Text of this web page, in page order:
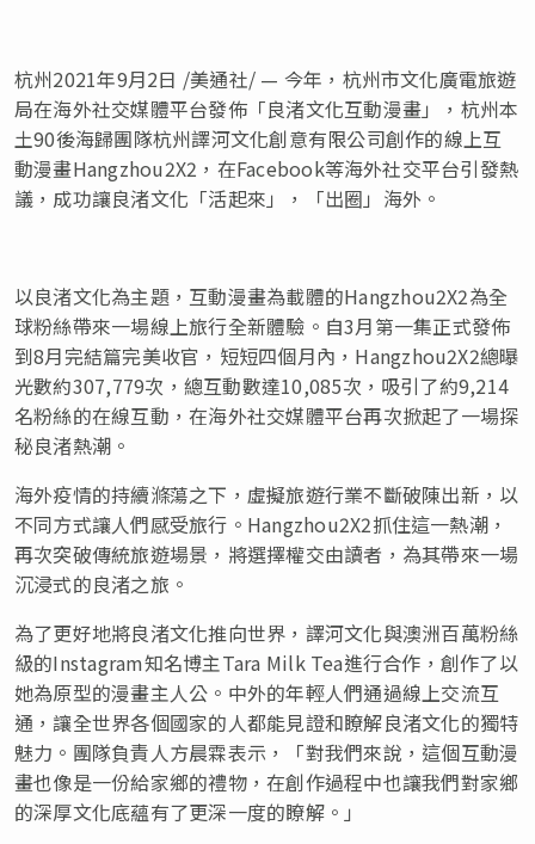
杭州2021年9月2日 /美通社/ — 今年，杭州市文化廣電旅遊
局在海外社交媒體平台發佈「良渚文化互動漫畫」，杭州本
土90後海歸團隊杭州譯河文化創意有限公司創作的線上互
動漫畫Hangzhou2X2 ，在Facebook等海外社交平台引發熱
議，成功讓良渚文化「活起來」，「出圈」海外。
以良渚文化為主題，互動漫畫為載體的Hangzhou2X2為全
球粉絲帶來一場線上旅行全新體驗。自3月第一集正式發佈
到8月完結篇完美收官，短短四個月內，Hangzhou2X2總曝
光數約307,779次，總互動數達10,085次，吸引了約9,214
名粉絲的在線互動，在海外社交媒體平台再次掀起了一場探
秘良渚熱潮。
海外疫情的持續滌蕩之下，虛擬旅遊行業不斷破陳出新，以
不同方式讓人們感受旅行。Hangzhou2X2抓住這一熱潮，
再次突破傳統旅遊場景，將選擇權交由讀者，為其帶來一場
沉浸式的良渚之旅。
為了更好地將良渚文化推向世界，譯河文化與澳洲百萬粉絲
級的Instagram知名博主Tara Milk Tea進行合作，創作了以
她為原型的漫畫主人公。中外的年輕人們通過線上交流互
通，讓全世界各個國家的人都能見證和瞭解良渚文化的獨特
魅力。團隊負責人方晨霖表示，「對我們來說，這個互動漫
畫也像是一份給家鄉的禮物，在創作過程中也讓我們對家鄉
的深厚文化底蘊有了更深一度的瞭解。」